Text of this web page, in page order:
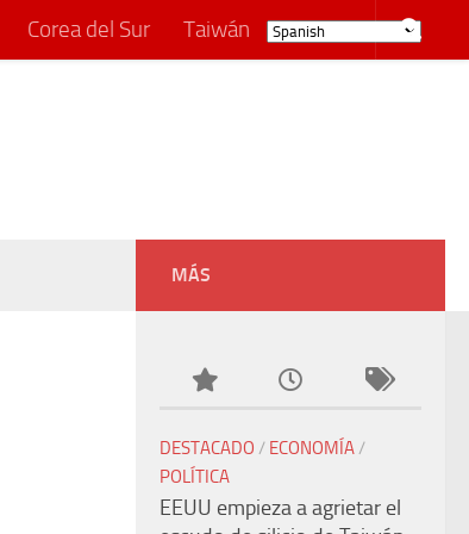
Corea del Sur Taiwán
MÁS
DESTACADO / ECONOMÍA/
POLÍTICA
EEUU empieza a agrietar el